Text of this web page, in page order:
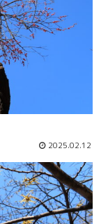
2025.02.12